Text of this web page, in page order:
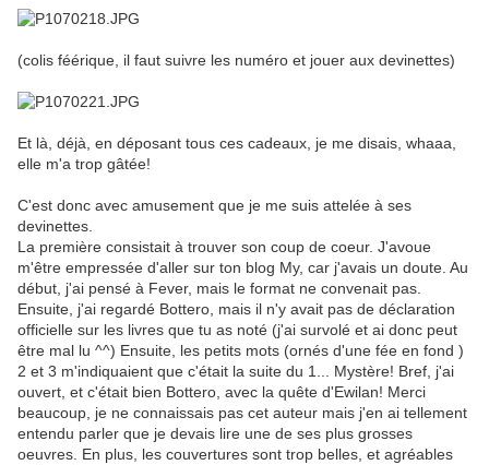
(colis féérique, il faut suivre les numéro et jouer aux devinettes)
Et là, déjà, en déposant tous ces cadeaux, je me disais, whaaa,
elle m'a trop gâtée!
C'est donc avec amusement que je me suis attelée à ses
devinettes.
La première consistait à trouver son coup de coeur. J'avoue
m'être empressée d'aller sur ton blog My, car j'avais un doute. Au
début, j'ai pensé à Fever, mais le format ne convenait pas.
Ensuite, j'ai regardé Bottero, mais il n'y avait pas de déclaration
officielle sur les livres que tu as noté (j'ai survolé et ai donc peut
être mal lu ^^) Ensuite, les petits mots (ornés d'une fée en fond )
2 et 3 m'indiquaient que c'était la suite du 1... Mystère! Bref, j'ai
ouvert, et c'était bien Bottero, avec la quête d'Ewilan! Merci
beaucoup, je ne connaissais pas cet auteur mais j'en ai tellement
entendu parler que je devais lire une de ses plus grosses
oeuvres. En plus, les couvertures sont trop belles, et agréables